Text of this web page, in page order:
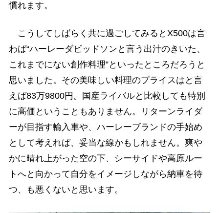
慣れます。
こうしてしばらく共に過ごしてみるとX500は言
わば“ハーレーダビッドソンと言う出汁のきいた、
これまでにない創作料理”といったところだろうと
思いました。その美味しい料理のプライスはと言
えば83万9800円。国産ライバルと比較しても特別
に高価ということもありません。リターンライダ
ーが目指す輸入車や、ハーレーブランドの手始め
として考えれば、妥当な線かもしれません。爽や
かに晴れ上がった空の下、シーサイドや高原ルー
トへと向かって自分をイメージしながら納車を待
つ、も悪くないと思います。